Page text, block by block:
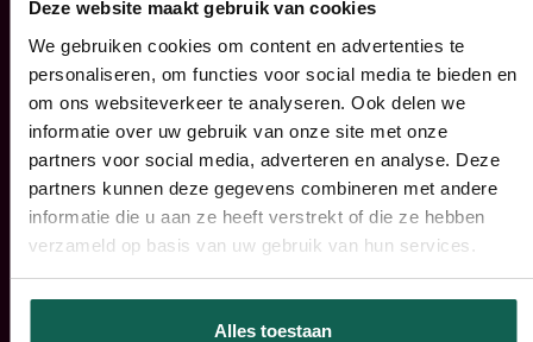
Deze website maakt gebruik van cookies
We gebruiken cookies om content en advertenties te
personaliseren, om functies voor social media te bieden en
om ons websiteverkeer te analyseren. Ook delen we
informatie over uw gebruik van onze site met onze
partners voor social media, adverteren en analyse. Deze
partners kunnen deze gegevens combineren met andere
informatie die u aan ze heeft verstrekt of die ze hebben
verzameld op basis van uw gebruik van hun services.
Alles toestaan
Stevig management van alle
stakeholders
Ritme
Opzetten en bewaken van